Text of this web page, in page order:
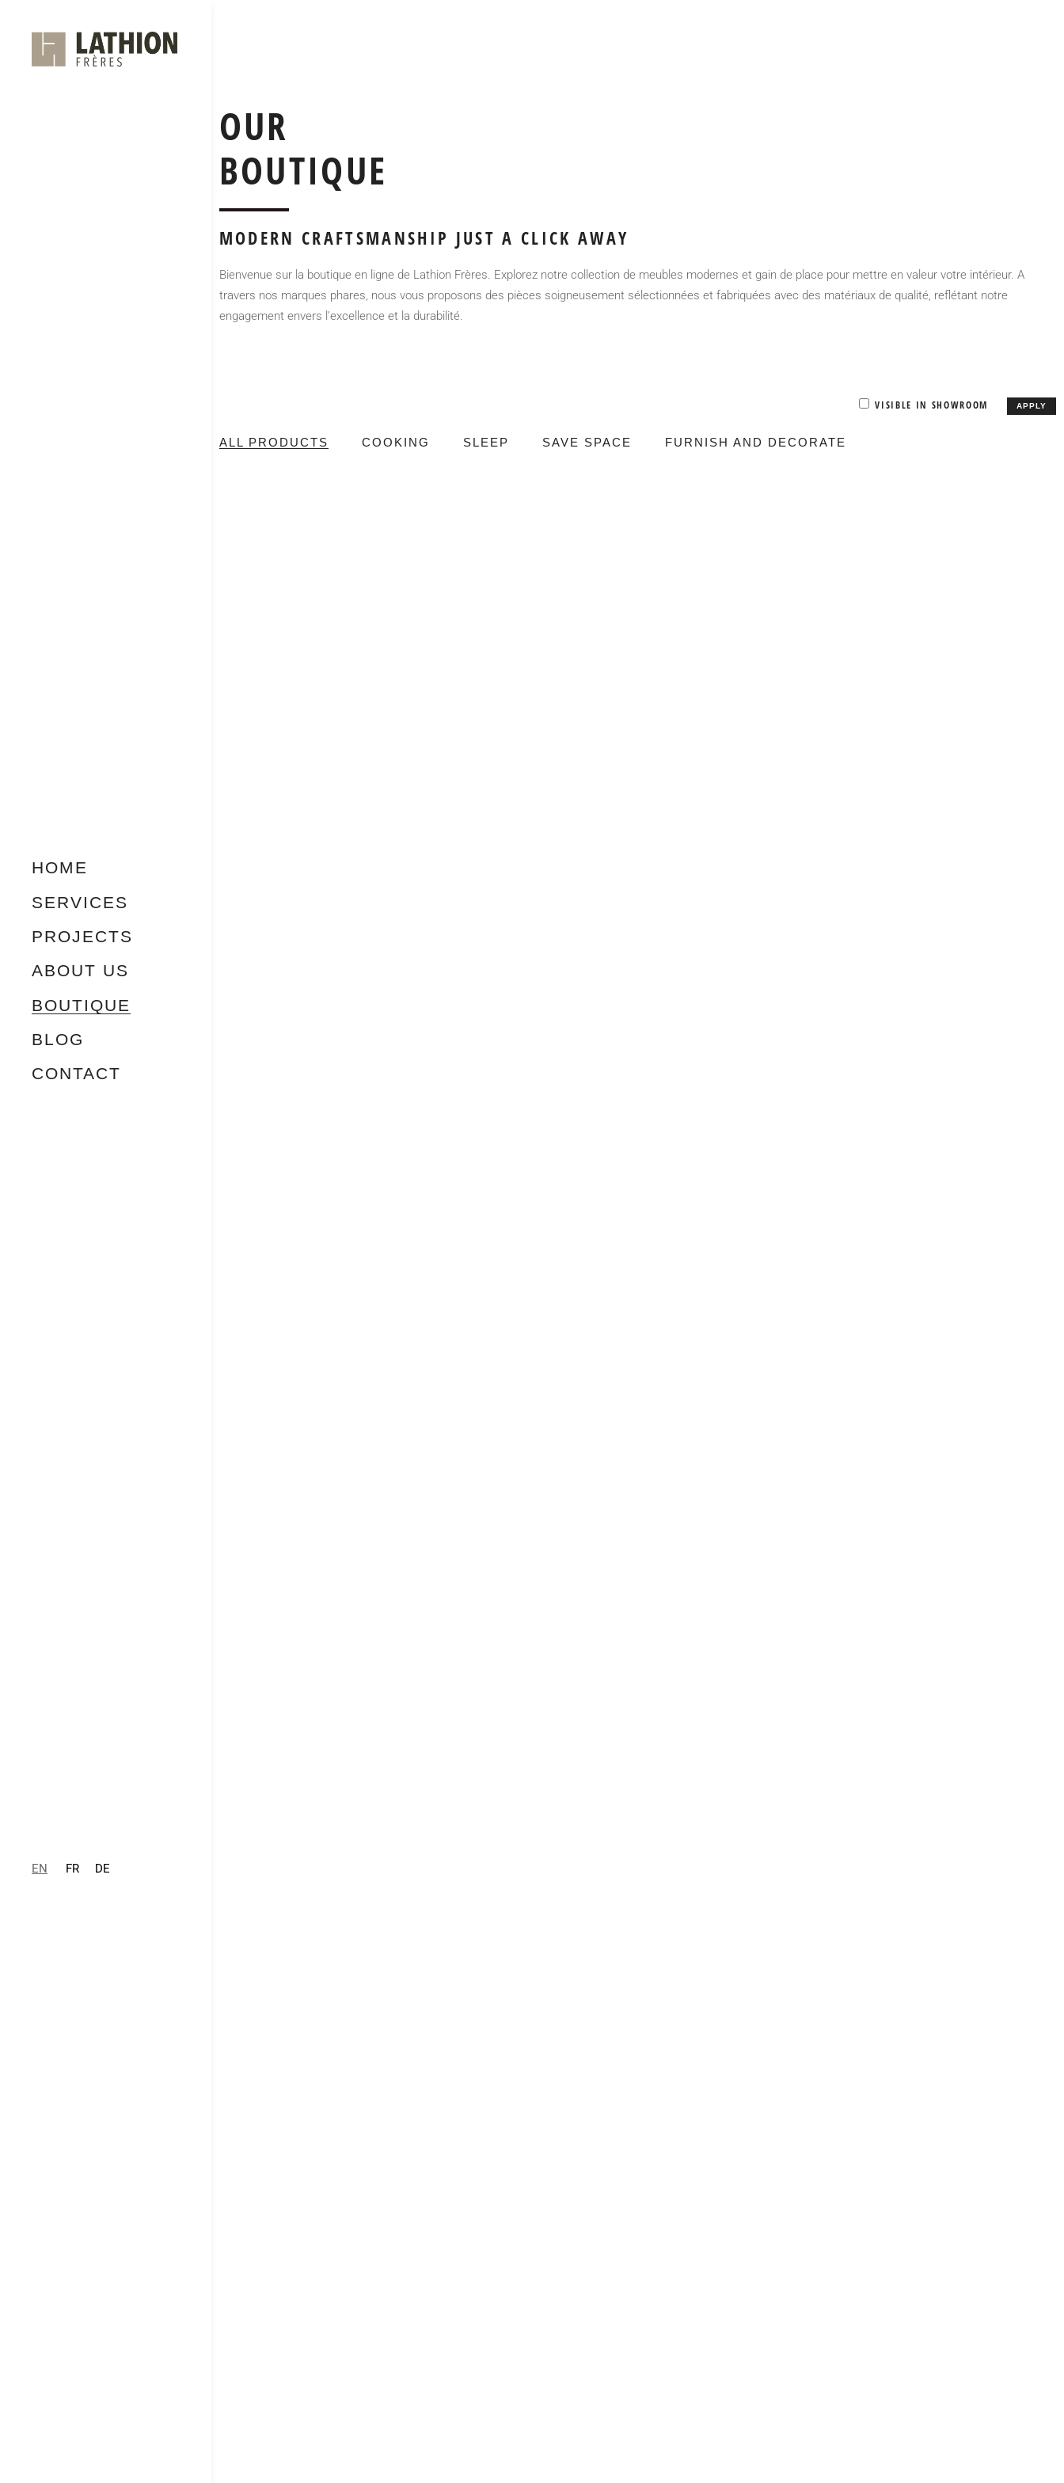
HOME
SERVICES
PROJECTS
ABOUT US
BOUTIQUE
BLOG
CONTACT
EN FR DE
OUR
BOUTIQUE
MODERN CRAFTSMANSHIP JUST A CLICK AWAY
Bienvenue sur la boutique en ligne de Lathion Frères. Explorez notre collection de meubles modernes et gain de place pour mettre en valeur votre intérieur. A
travers nos marques phares, nous vous proposons des pièces soigneusement sélectionnées et fabriquées avec des matériaux de qualité, reflétant notre
engagement envers l’excellence et la durabilité.
VISIBLE IN SHOWROOM APPLY
ALL PRODUCTS COOKING SLEEP SAVE SPACE FURNISH AND DECORATE